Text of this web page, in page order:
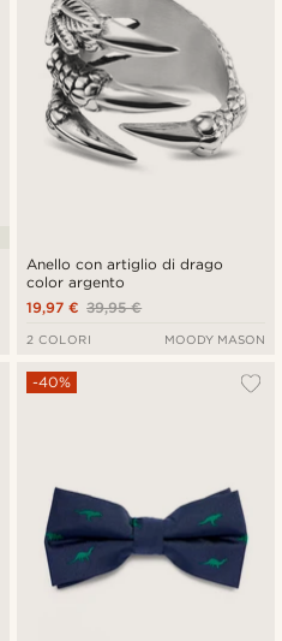
Anello con artiglio di drago
color argento
39,95 €
19,97 €
2 COLORI MOODY MASON
-40%